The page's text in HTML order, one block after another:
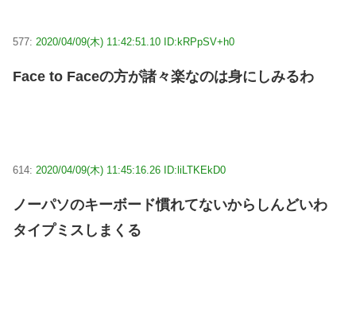
577: 2020/04/09(木) 11:42:51.10 ID:kRPpSV+h0
Face to Faceの方が諸々楽なのは身にしみるわ
614: 2020/04/09(木) 11:45:16.26 ID:liLTKEkD0
ノーパソのキーボード慣れてないからしんどいわ
タイプミスしまくる